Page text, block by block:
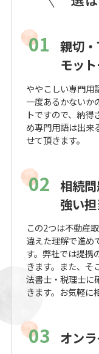
01
親切
モット
ややこしい専門用
一度あるかないか
トですので、納得
め専門用語は出来
せて頂きます。
02 相続
強い担
この2つは不動産
違えた理解で進め
す。弊社では提携
きます。また、そ
法書士・税理士に
きます。お気軽に
03 オン